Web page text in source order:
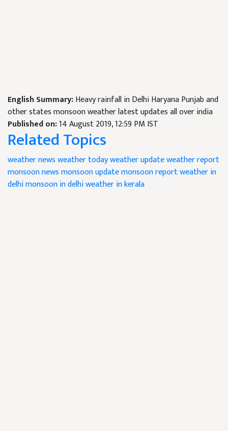
English Summary:Heavy rainfall in Delhi Haryana Punjab and
other states monsoon weather latest updates all over india
Published on:14 August 2019, 12:59 PM IST
Related Topics
weather newsweather todayweather updateweather report
monsoon newsmonsoon updatemonsoon reportweather in
delhimonsoon in delhiweather in kerala